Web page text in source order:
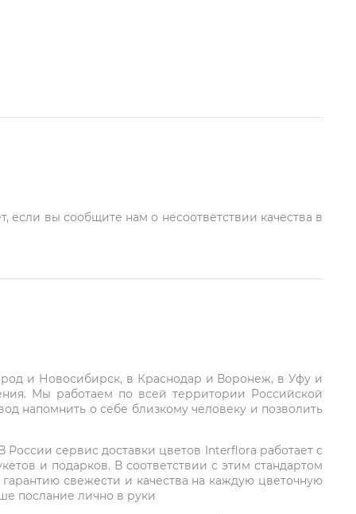
если вы сообщите нам о несоответствии качества в
и Новосибирск, в Краснодар и Воронеж, в Уфу и
Мы работаем по всей территории Российской
напомнить о себе близкому человеку и позволить
сервис доставки цветов Interflora работает с
и подарков. В соответствии с этим стандартом
свежести и качества на каждую цветочную
послание лично в руки